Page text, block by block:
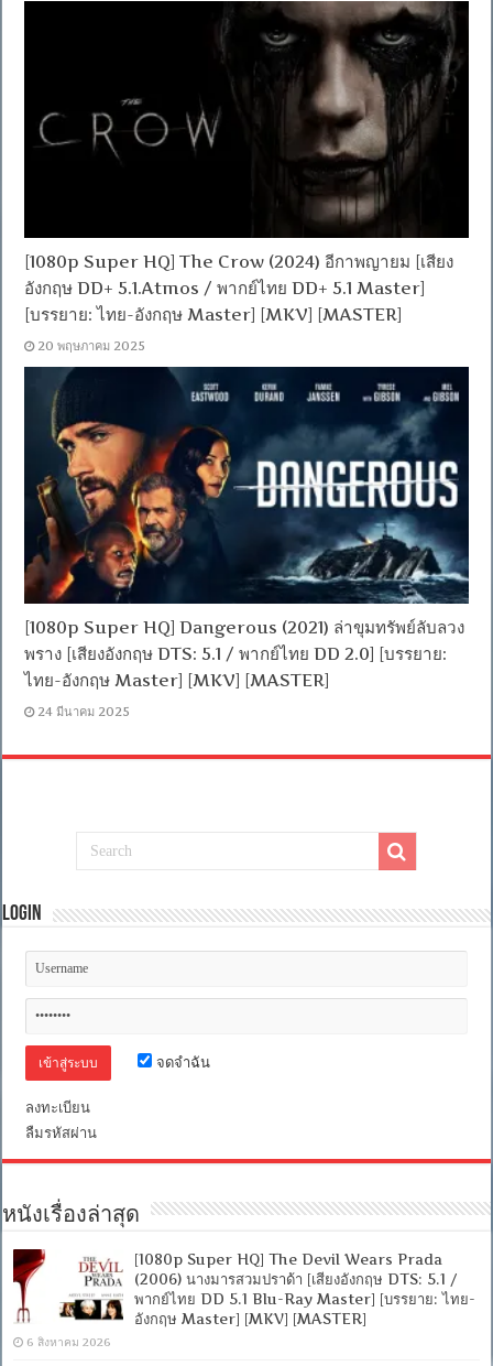
[1080p Super HQ] The Crow (2024) อีกาพญายม [เสียง
อังกฤษ DD+ 5.1.Atmos / พากย์ไทย DD+ 5.1 Master]
[บรรยาย: ไทย-อังกฤษ Master] [MKV] [MASTER]
20 พฤษภาคม 2025
[1080p Super HQ] Dangerous (2021) ล่าขุมทรัพย์ลับลวง
พราง [เสียงอังกฤษ DTS: 5.1 / พากย์ไทย DD 2.0] [บรรยาย:
ไทย-อังกฤษ Master] [MKV] [MASTER]
24 มีนาคม 2025
Login
จดจำฉัน
ลงทะเบียน
ลืมรหัสผ่าน
หนังเรื่องล่าสุด
[1080p Super HQ] The Devil Wears Prada
(2006) นางมารสวมปราด้า [เสียงอังกฤษ DTS: 5.1 /
พากย์ไทย DD 5.1 Blu-Ray Master] [บรรยาย: ไทย-
อังกฤษ Master] [MKV] [MASTER]
6 สิงหาคม 2026